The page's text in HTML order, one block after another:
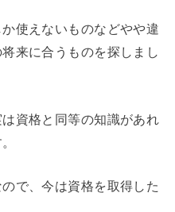
使えないものなどやや違
来に合うものを探しまし
資格と同等の知識があれ
で、今は資格を取得した